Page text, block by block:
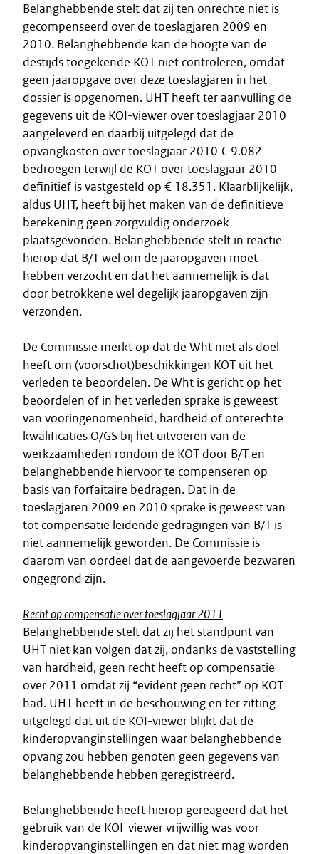
Belanghebbende stelt dat zij ten onrechte niet is
gecompenseerd over de toeslagjaren 2009 en
2010. Belanghebbende kan de hoogte van de
destijds toegekende KOT niet controleren, omdat
geen jaaropgave over deze toeslagjaren in het
dossier is opgenomen. UHT heeft ter aanvulling de
gegevens uit de KOI-viewer over toeslagjaar 2010
aangeleverd en daarbij uitgelegd dat de
opvangkosten over toeslagjaar 2010 € 9.082
bedroegen terwijl de KOT over toeslagjaar 2010
definitief is vastgesteld op € 18.351. Klaarblijkelijk,
aldus UHT, heeft bij het maken van de definitieve
berekening geen zorgvuldig onderzoek
plaatsgevonden. Belanghebbende stelt in reactie
hierop dat B/T wel om de jaaropgaven moet
hebben verzocht en dat het aannemelijk is dat
door betrokkene wel degelijk jaaropgaven zijn
verzonden.
De Commissie merkt op dat de Wht niet als doel
heeft om (voorschot)beschikkingen KOT uit het
verleden te beoordelen. De Wht is gericht op het
beoordelen of in het verleden sprake is geweest
van vooringenomenheid, hardheid of onterechte
kwalificaties O/GS bij het uitvoeren van de
werkzaamheden rondom de KOT door B/T en
belanghebbende hiervoor te compenseren op
basis van forfaitaire bedragen. Dat in de
toeslagjaren 2009 en 2010 sprake is geweest van
tot compensatie leidende gedragingen van B/T is
niet aannemelijk geworden. De Commissie is
daarom van oordeel dat de aangevoerde bezwaren
ongegrond zijn.
Recht op compensatie over toeslagjaar 2011
Belanghebbende stelt dat zij het standpunt van
UHT niet kan volgen dat zij, ondanks de vaststelling
van hardheid, geen recht heeft op compensatie
over 2011 omdat zij “evident geen recht” op KOT
had. UHT heeft in de beschouwing en ter zitting
uitgelegd dat uit de KOI-viewer blijkt dat de
kinderopvanginstellingen waar belanghebbende
opvang zou hebben genoten geen gegevens van
belanghebbende hebben geregistreerd.
Belanghebbende heeft hierop gereageerd dat het
gebruik van de KOI-viewer vrijwillig was voor
kinderopvanginstellingen en dat niet mag worden